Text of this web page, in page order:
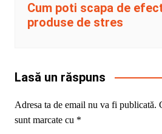
Cum poti scapa de
produse de stres
Lasă un răspuns
Adresa ta de email nu va fi publicată.
sunt marcate cu *